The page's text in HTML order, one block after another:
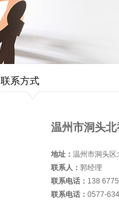
联系方式
温州市洞头
地址： 温州市洞头区
联系人： 郭经理
联系电话： 138
联系电话： 0577-